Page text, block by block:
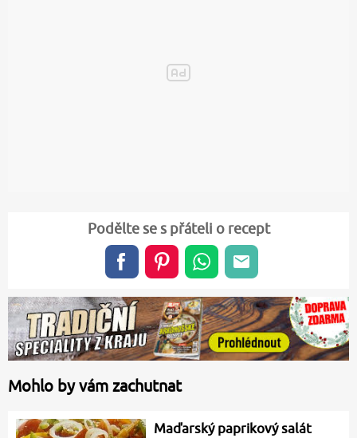
Podělte se s přáteli o recept
Mohlo by vám zachutnat
Maďarský paprikový salát